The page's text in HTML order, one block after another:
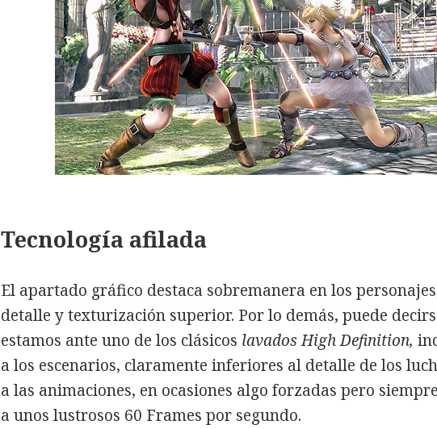
Tecnología afilada
El apartado gráfico destaca sobremanera en los
detalle y texturización superior. Por lo demás, puede
estamos ante uno de los clásicos lavados High Definition,
a los escenarios, claramente inferiores al detalle de los
a las animaciones, en ocasiones algo forzadas pero
a unos lustrosos 60 Frames por segundo.